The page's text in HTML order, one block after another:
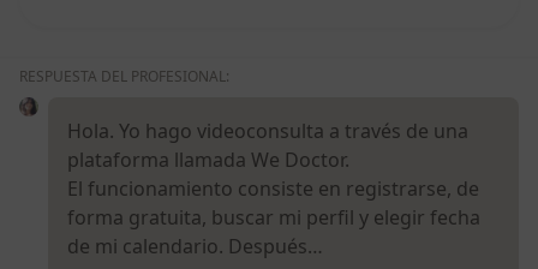
RESPUESTA DEL PROFESIONAL:
Hola. Yo hago videoconsulta a través de una
plataforma llamada We Doctor.
El funcionamiento consiste en registrarse, de
forma gratuita, buscar mi perfil y elegir fecha
de mi calendario. Después…